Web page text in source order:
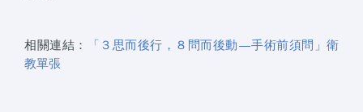
相關連結：
「３思而後行，８問而後動—手術前須問」衛
教單張